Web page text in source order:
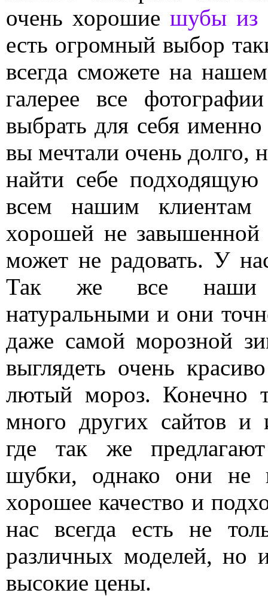
очень хорошиешубы из
есть огромный выбор
всегда сможете на
галерее все
выбрать для себя
вы мечтали очень долго,
найти себе
всем нашим
хорошей не
может не радовать. У
Так же все наши
натуральными и они
даже самой морозной
выглядеть очень
лютый мороз. Конечно
много других сайтов и
где так же
шубки, однако они не
хорошее качество и
нас всегда есть не
различных моделей, но
высокие цены.